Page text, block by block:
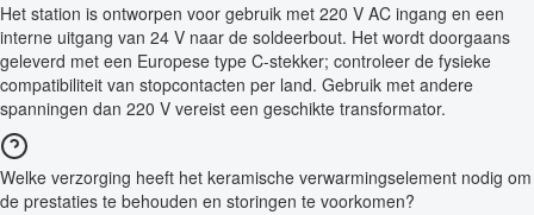
Het station is ontworpen voor gebruik met 220 V AC ingang en een
interne uitgang van 24 V naar de soldeerbout. Het wordt doorgaans
geleverd met een Europese type C-stekker; controleer de fysieke
compatibiliteit van stopcontacten per land. Gebruik met andere
spanningen dan 220 V vereist een geschikte transformator.
Welke verzorging heeft het keramische verwarmingselement nodig om
de prestaties te behouden en storingen te voorkomen?